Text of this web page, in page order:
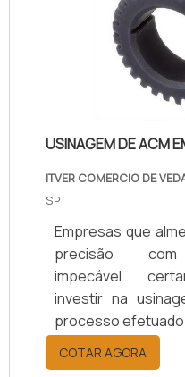
em vários
agentes
outros. Isso
útil às peças e
USINAGEM DE ACM
ITVER COMERCIO DE
SP
Empresas que
precisão com
impecável
investir na
processo efetuado
tecnologias
efetuar os
COTAR AGORA